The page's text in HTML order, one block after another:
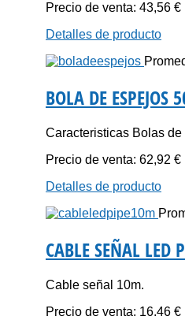
Precio de venta: 43,56 €
Detalles de producto
BOLA DE ESPEJOS
Caracteristicas Bolas de
Precio de venta: 62,92 €
Detalles de producto
CABLE SEÑAL LED
Cable señal 10m.
Precio de venta: 16,46 €